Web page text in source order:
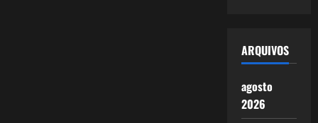
ARQUIVOS
agosto
2026